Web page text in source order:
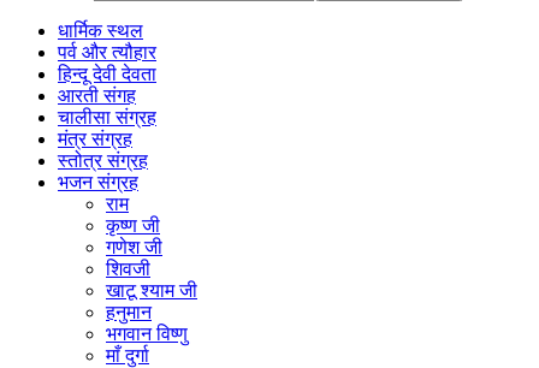
धार्मिक स्थल
पर्व और त्यौहार
हिन्दू देवी देवता
आरती संगह
चालीसा संग्रह
मंत्र संग्रह
स्तोत्र संग्रह
भजन संग्रह
राम
कृष्ण जी
गणेश जी
शिवजी
खाटू श्याम जी
हनुमान
भगवान विष्णु
माँ दुर्गा